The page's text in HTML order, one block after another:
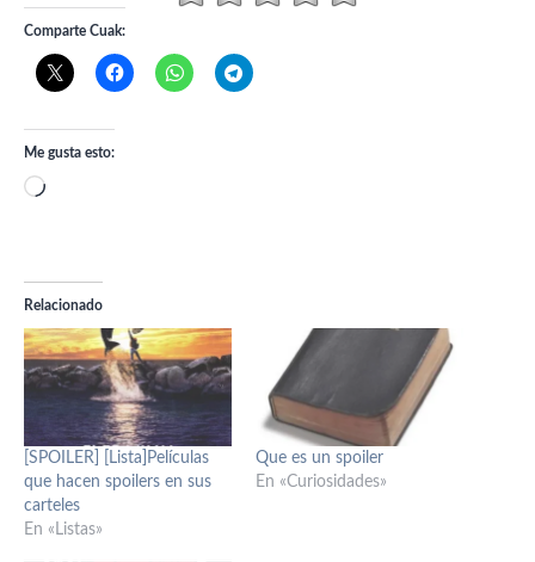
Comparte Cuak:
Me gusta esto:
Cargando...
Relacionado
[SPOILER] [Lista]Películas
que hacen spoilers en sus
carteles
En «Listas»
Que es un spoiler
En «Curiosidades»